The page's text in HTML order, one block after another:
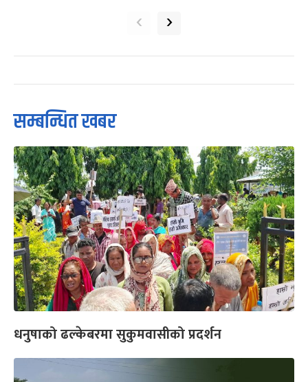
‹ ›
सम्बन्धित खबर
धनुषाको ढल्केबरमा सुकुमवासीको प्रदर्शन